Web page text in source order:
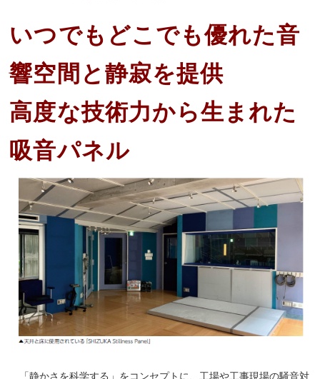
いつでもどこでも優れた音
響空間と静寂を提供
高度な技術力から生まれた
吸音パネル
「静かさを科学する」をコンセプトに、工場や工事現場の騒音対